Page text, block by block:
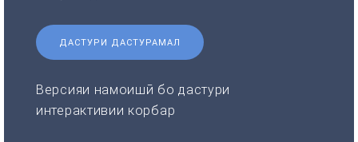
ДАСТУРИ ДАСТУРАМАЛ
Версияи намоишӣ бо дастури
интерактивии корбар